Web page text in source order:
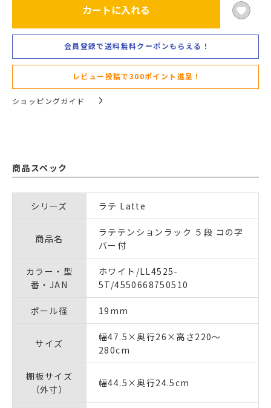
カートに入れる
会員登録で送料無料クーポンもらえる！
レビュー投稿で300ポイント進呈！
ショッピングガイド
商品スペック
シリーズ ラテ Latte
商品名
ラテテンションラック ５段 コの字
バー付
カラー・型
番・JAN
ホワイト/LL4525-
5T/4550668750510
ポール径 19mm
サイズ
幅47.5×奥行26×高さ220～
280cm
棚板サイズ
（外寸）
幅44.5×奥行24.5cm